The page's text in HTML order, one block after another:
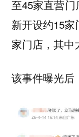
至45家直营
新开设约15
家门店，其中
该事件曝光后